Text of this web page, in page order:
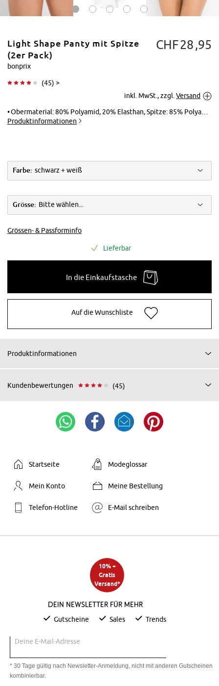
Vergrößern
Light Shape Panty mit Spitze
(2er Pack)
bonprix
(45) >
CHF28 95
inkl. MwSt., zzgl. Versand
Obermaterial: 80% Polyamid, 20% Elasthan, Spitze: 85% Polyamid, 15% Elasthan
Produktinformationen
Farbe: schwarz + weiß
Grösse: Bitte wählen...
Grössen- & Passforminfo
Lieferbar
In die Einkaufstasche
Auf die Wunschliste
Produktinformationen
Kundenbewertungen (45)
Startseite Modeglossar
Mein Konto Meine Bestellung
Telefon-Hotline E-Mail schreiben
10% +
Gratis
Versand*
Dein Newsletter für mehr
Gutscheine Sales Trends
Deine E-Mail-Adresse
* 30 Tage gültig nach Newsletter-Anmeldung, nicht mit anderen Gutscheinen
kombinierbar.